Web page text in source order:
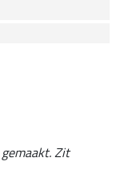
Zit